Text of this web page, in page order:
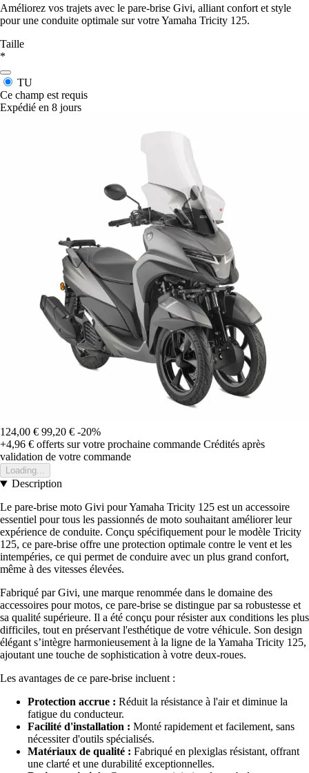
Améliorez vos trajets avec le pare-brise Givi, alliant confort et style
pour une conduite optimale sur votre Yamaha Tricity 125.
Taille
*
TU
Ce champ est requis
Expédié en 8 jours
124,00 € 99,20 € -20%
+4,96 € offerts sur votre prochaine commande Crédités après
validation de votre commande
Loading...
Description
Le pare-brise moto Givi pour Yamaha Tricity 125 est un accessoire
essentiel pour tous les passionnés de moto souhaitant améliorer leur
expérience de conduite. Conçu spécifiquement pour le modèle Tricity
125, ce pare-brise offre une protection optimale contre le vent et les
intempéries, ce qui permet de conduire avec un plus grand confort,
même à des vitesses élevées.
Fabriqué par Givi, une marque renommée dans le domaine des
accessoires pour motos, ce pare-brise se distingue par sa robustesse et
sa qualité supérieure. Il a été conçu pour résister aux conditions les plus
difficiles, tout en préservant l'esthétique de votre véhicule. Son design
élégant s’intègre harmonieusement à la ligne de la Yamaha Tricity 125,
ajoutant une touche de sophistication à votre deux-roues.
Les avantages de ce pare-brise incluent :
Protection accrue : Réduit la résistance à l'air et diminue la
fatigue du conducteur.
Facilité d'installation : Monté rapidement et facilement, sans
nécessiter d'outils spécialisés.
Matériaux de qualité : Fabriqué en plexiglas résistant, offrant
une clarté et une durabilité exceptionnelles.